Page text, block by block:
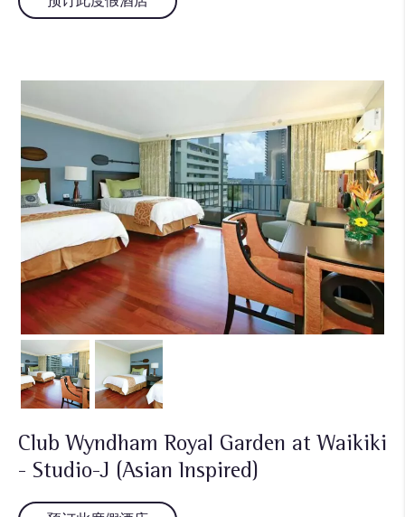
Club Wyndham Royal Garden at Waikiki
- Studio-J (Asian Inspired)